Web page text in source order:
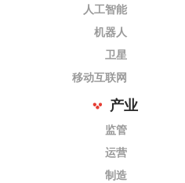
人工智能
机器人
卫星
移动互联网
产业
监管
运营
制造